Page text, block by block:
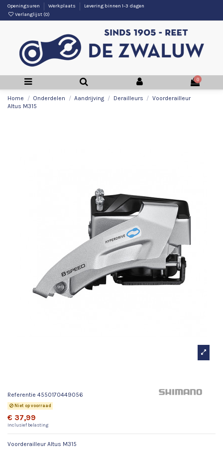
Openingsuren Werkplaats
Levering binnen 1-3 dagen
Verlanglijst (0)
0
Home Onderdelen Aandrijving Derailleurs
Voorderailleur
Altus M315
Referentie 4550170449056
Niet op voorraad
€ 37,99
Inclusief belasting
Voorderailleur Altus M315